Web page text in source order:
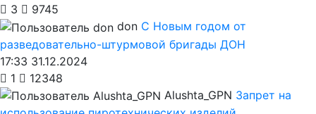
3
9745
don С Новым годом от
разведовательно-штурмовой бригады ДОН
17:33 31.12.2024
1
12348
Alushta_GPN Запрет на